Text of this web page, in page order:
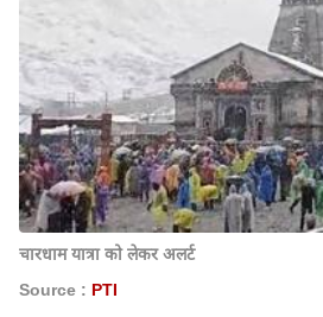
चारधाम यात्रा को लेकर अलर्ट
Source : PTI